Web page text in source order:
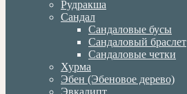
Рудракша
Сандал
Сандаловые бусы
Сандаловый браслет
Сандаловые четки
Хурма
Эбен (Эбеновое дерево)
Эвкалипт